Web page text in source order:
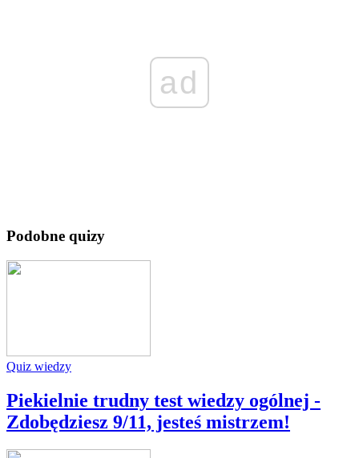
ad
Podobne quizy
Quiz wiedzy
Piekielnie trudny test wiedzy ogólnej -
Zdobędziesz 9/11, jesteś mistrzem!